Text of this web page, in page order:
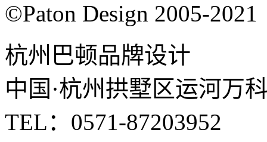
©Paton Design 2005-2021
杭州巴顿品牌设计
中国·杭州拱墅区运河万
TEL：0571-87203952